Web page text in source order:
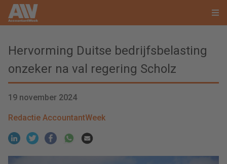
Hervorming Duitse bedrijfsbelasting
onzeker na val regering Scholz
19 november 2024
Redactie AccountantWeek